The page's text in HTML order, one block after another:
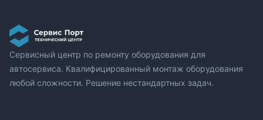
Сервисный центр по ремонту оборудования для
автосервиса. Квалифицированный монтаж оборудования
любой сложности. Решение нестандартных задач.